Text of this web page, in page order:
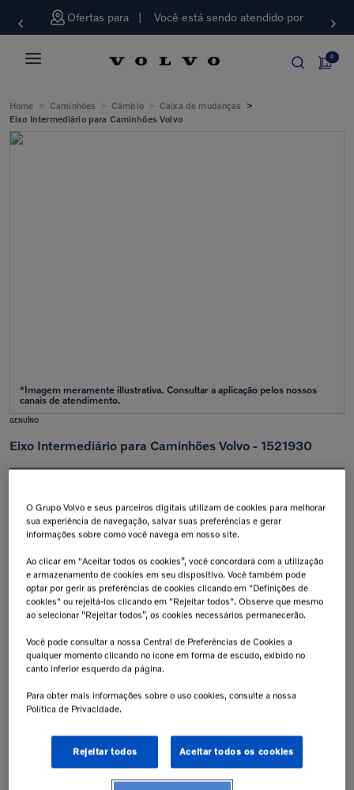
Ofertas para Você está sendo atendido por
0
Home > Caminhões > Câmbio > Caixa de mudanças >
Eixo Intermediário para Caminhões Volvo
GENUÍNO
Eixo Intermediário para Caminhões Volvo - 1521930
VM
Calcular frete e prazo
uma unidade.
Insira seu CEP
Calcular
Não sei meu cep
Retire na Concessionária
Todas as peças podem ser
retiradas diretamente na
Troca Grátis!
Até 07 dias a partir da
Tranquilidade e Confiança
Aplicação:
de peças incorretas pode resultar na
perda da garantia de fábrica.
O Grupo Volvo e seus parceiros digitais utilizam de cookies para melhorar
sua experiência de navegação, salvar suas preferências e gerar
informações sobre como você navega em nosso site.
Ao clicar em "Aceitar todos os cookies”, você concordará com a utilização
e armazenamento de cookies em seu dispositivo. Você também pode
optar por gerir as preferências de cookies clicando em "Definições de
cookies" ou rejeitá-los clicando em "Rejeitar todos". Observe que mesmo
ao selecionar “Rejeitar todos”, os cookies necessários permanecerão.
Você pode consultar a nossa Central de Preferências de Cookies a
qualquer momento clicando no ícone em forma de escudo, exibido no
canto inferior esquerdo da página.
Para obter mais informações sobre o uso cookies, consulte a nossa
Política de Privacidade.
Rejeitar todos Aceitar todos os cookies